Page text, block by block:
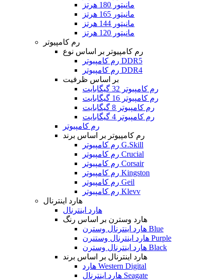
مانیتور 180 هرتز
مانیتور 165 هرتز
مانیتور 144 هرتز
مانیتور 120 هرتز
رم کامپیوتر
رم کامپیوتر بر اساس نوع
رم کامپیوتر DDR5
رم کامپیوتر DDR4
بر اساس ظرفیت
رم کامپیوتر 32 گیگابایت
رم کامپیوتر 16 گیگابایت
رم کامپیوتر 8 گیگابایت
رم کامپیوتر 4 گیگابایت
رم کامپیوتر
رم کامپیوتر بر اساس برند
رم کامپیوتر G.Skill
رم کامپیوتر Crucial
رم کامپیوتر Corsair
رم کامپیوتر Kingston
رم کامپیوتر Geil
رم کامپیوتر Klevv
هارد اینترنال
هارد اینترنال
هارد وسترن بر اساس رنگ
هارد اینترنال وسترن Blue
هارد اینترنال وستنرن Purple
هارد اینترنال وسترن Black
هارد اینترنال بر اساس برند
هارد Western Digital
هارد اینترنال Seagate